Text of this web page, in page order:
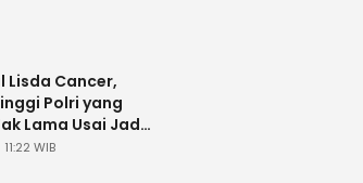
Lisda Cancer,
Polri yang
Lama Usai Jadi
11:22 WIB